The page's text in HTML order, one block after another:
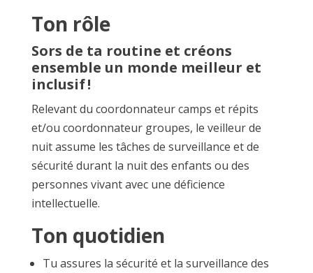
Ton rôle
Sors de ta routine et créons
ensemble un monde meilleur et
inclusif !
Relevant du coordonnateur camps et répits
et/ou coordonnateur groupes, le veilleur de
nuit assume les tâches de surveillance et de
sécurité durant la nuit des enfants ou des
personnes vivant avec une déficience
intellectuelle.
Ton quotidien
Tu assures la sécurité et la surveillance des